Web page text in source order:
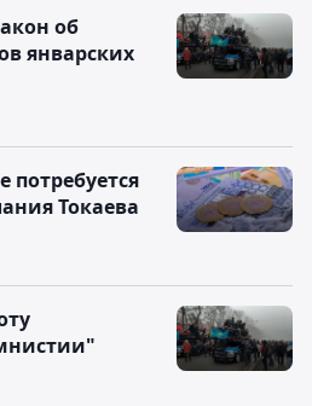
об
январских
потребуется
Токаева